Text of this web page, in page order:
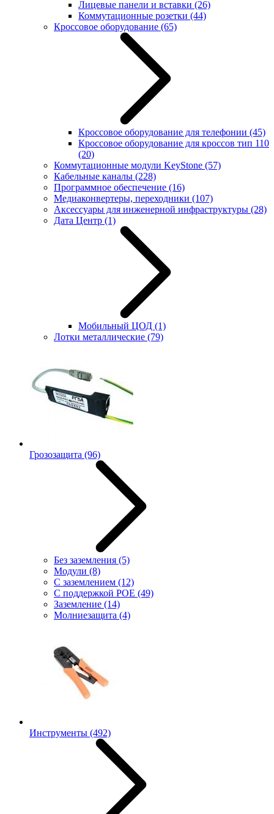
Лицевые панели и вставки (26)
Коммутационные розетки (44)
Кроссовое оборудование (65)
Кроссовое оборудование для телефонии (45)
Кроссовое оборудование для кроссов тип 110
(20)
Коммутационные модули KeyStone (57)
Кабельные каналы (228)
Программное обеспечение (16)
Медиаконвертеры, переходники (107)
Аксессуары для инженерной инфраструктуры (28)
Дата Центр (1)
Мобильный ЦОД (1)
Лотки металлические (79)
Грозозащита (96)
Без заземления (5)
Модули (8)
С заземлением (12)
С поддержкой POE (49)
Заземление (14)
Молниезащита (4)
Инструменты (492)